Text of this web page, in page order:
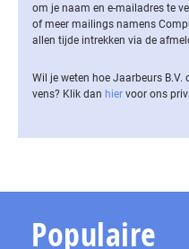
om je naam en e-mailadres te
of meer mailings namens
allen tijde intrekken via de
Wil je weten hoe Jaarbeurs
vens? Klik dan hier voor ons
Populaire